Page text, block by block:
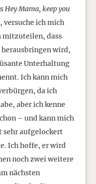
Hey Mama, keep you
ich mich
mitzuteilen, dass
herausbringen wird,
Unterhaltung
Ich kann mich
da ich
aber ich kenne
– und kann mich
sehr aufgelockert
Ich hoffe, er wird
noch zwei weitere
nächsten